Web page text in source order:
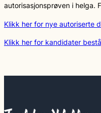
autorisasjonsprøven i helga.
Klikk her for nye autoriserte
Klikk her for kandidater